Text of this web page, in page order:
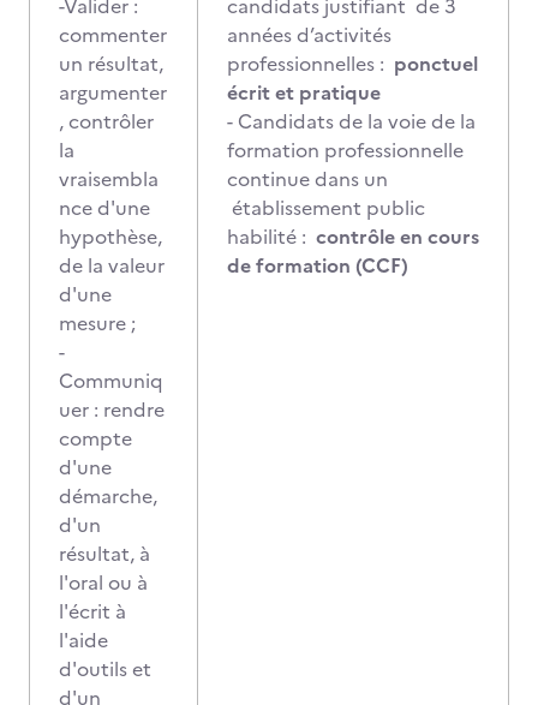
-Valider :
commenter
un résultat,
argumenter
, contrôler
la
vraisembla
nce d'une
hypothèse,
de la valeur
d'une
mesure ;
-
Communiq
uer : rendre
compte
d'une
démarche,
d'un
résultat, à
l'oral ou à
l'écrit à
l'aide
d'outils et
d'un
candidats justifiant de 3
années d’activités
professionnelles : ponctuel
écrit et pratique
- Candidats de la voie de la
formation professionnelle
continue dans un
établissement public
habilité : contrôle en cours
de formation (CCF)